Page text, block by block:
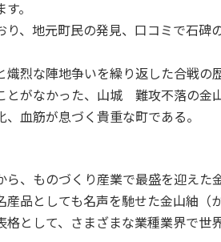
。
り、地元町民の発見、口コミで石碑
烈な陣地争いを繰り返した合戦の
とがなかった、山城 難攻不落の金
血筋が息づく貴重な町である。
、ものづくり産業で最盛を迎えた
品としても名声を馳せた金山紬（
格として、さまざまな業種業界で世